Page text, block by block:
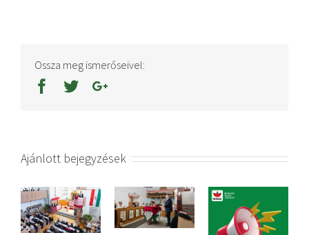
Ossza meg ismerőseivel:
Ajánlott bejegyzések